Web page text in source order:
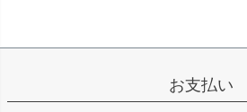
お支払い